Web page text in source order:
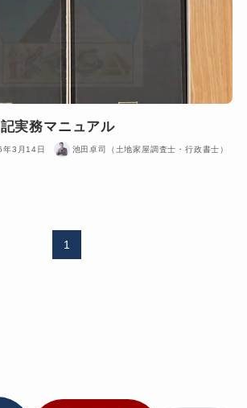
実務マニュアル
年3月14日 池田卓司（土地家屋調査士・行政書士）
1